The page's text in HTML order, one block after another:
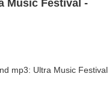
Music Festival -